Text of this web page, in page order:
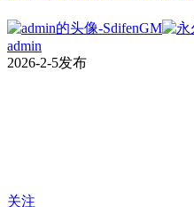
admin
2026-2-5发布
关注